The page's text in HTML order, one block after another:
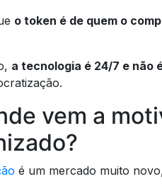
o token é de quem o
a tecnologia é 24/7 e não
vem a
é um mercado muito